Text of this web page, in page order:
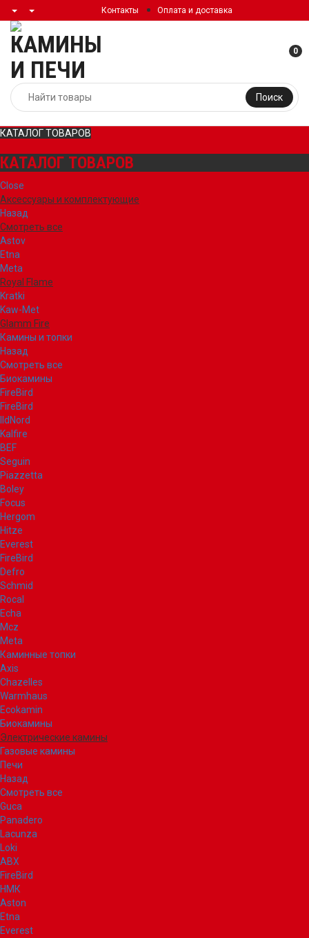
Контакты Оплата и доставка
Поиск
0
КАТАЛОГ ТОВАРОВ
КАТАЛОГ ТОВАРОВ
Close
Аксессуары и комплектующие
Назад
Смотреть все
Astov
Etna
Meta
Royal Flame
Kratki
Kaw-Met
Glamm Fire
Камины и топки
Назад
Смотреть все
Биокамины
FireBird
FireBird
IldNord
Kalfire
BEF
Seguin
Piazzetta
Boley
Focus
Hergom
Hitze
Everest
FireBird
Defro
Schmid
Rocal
Echa
Mcz
Meta
Каминные топки
Axis
Chazelles
Warmhaus
Ecokamin
Биокамины
Электрические камины
Газовые камины
Печи
Назад
Смотреть все
Guca
Panadero
Lacunza
Loki
ABX
FireBird
НМК
Aston
Etna
Everest